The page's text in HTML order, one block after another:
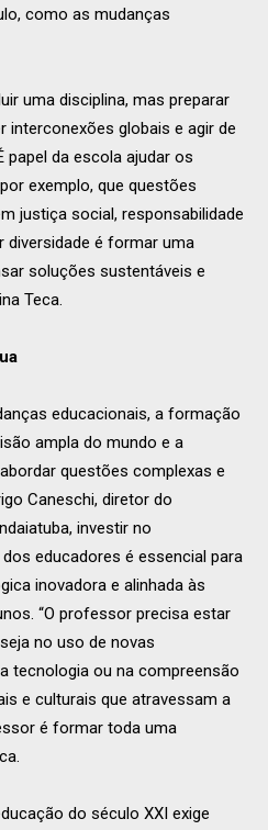
como as mudanças
uma disciplina, mas preparar
interconexões globais e agir de
papel da escola ajudar os
exemplo, que questões
justiça social, responsabilidade
diversidade é formar uma
soluções sustentáveis e
Teca.
educacionais, a formação
ampla do mundo e a
questões complexas e
Caneschi, diretor do
investir no
educadores é essencial para
inovadora e alinhada às
“O professor precisa estar
no uso de novas
tecnologia ou na compreensão
e culturais que atravessam a
é formar toda uma
do século XXI exige